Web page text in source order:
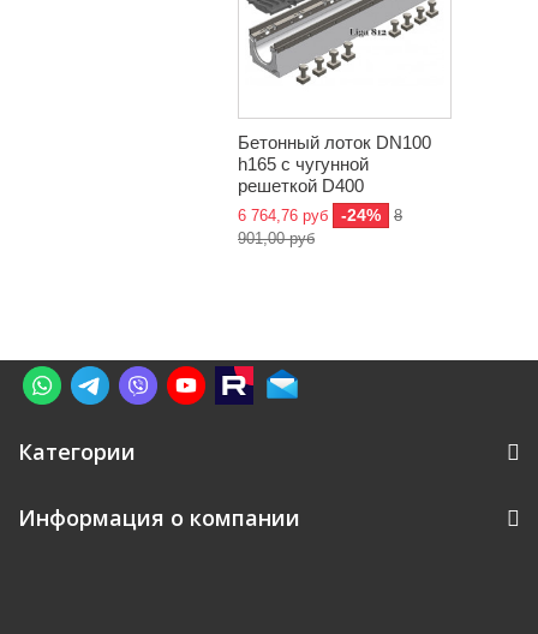
Бетонный лоток DN100
h165 с чугунной
решеткой D400
6 764,76 руб -24%
8
901,00 руб
Категории
Информация о компании